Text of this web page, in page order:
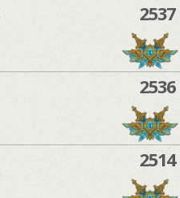
2537
2536
2514